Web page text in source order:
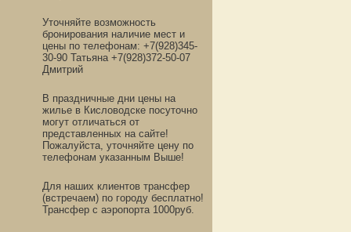
Уточняйте возможность
бронирования наличие мест и
цены по телефонам: +7(928)345-
30-90 Татьяна +7(928)372-50-07
Дмитрий
В праздничные дни цены на
жилье в Кисловодске посуточно
могут отличаться от
представленных на сайте!
Пожалуйста, уточняйте цену по
телефонам указанным Выше!
Для наших клиентов трансфер
(встречаем) по городу бесплатно!
Трансфер с аэропорта 1000руб.